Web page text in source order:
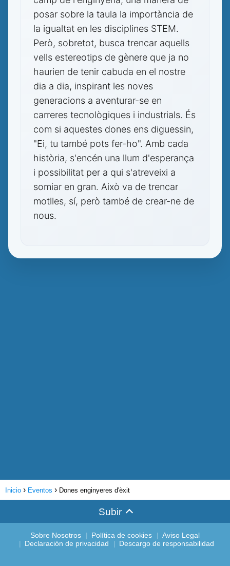
posar sobre la taula la importància de
la igualtat en les disciplines STEM.
Però, sobretot, busca trencar aquells
vells estereotips de gènere que ja no
haurien de tenir cabuda en el nostre
dia a dia, inspirant les noves
generacions a aventurar-se en
carreres tecnològiques i industrials. És
com si aquestes dones ens diguessin,
"Ei, tu també pots fer-ho". Amb cada
història, s'encén una llum d'esperança
i possibilitat per a qui s'atreveixi a
somiar en gran. Això va de trencar
motlles, sí, però també de crear-ne de
nous.
Inicio Eventos Dones enginyeres d'èxit
Subir
Sobre Nosotros Política de cookies
Aviso Legal
Declaración de privacidad
Descargo de responsabilidad